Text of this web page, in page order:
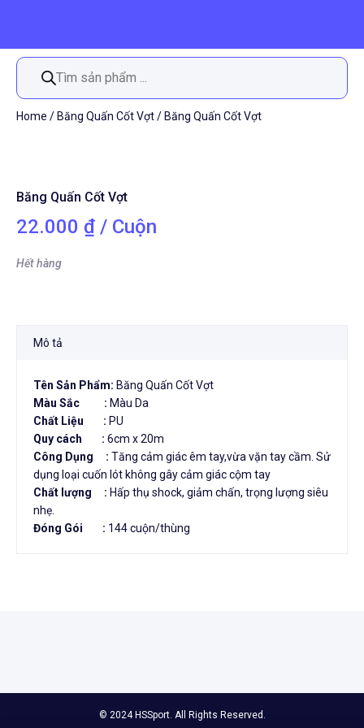
Tìm
phẩm
Home / Băng Quấn Cốt Vợt/ Băng Quấn Cốt Vợt
Băng Quấn Cốt Vợt
22.000 ₫ / Cuộn
Hết hàng
Mô tả
Tên Sản Phẩm: Băng Quấn Cốt Vợt
Màu Sắc
: Màu Da
Chất Liệu : PU
Quy cách : 6cm x 20m
Công Dụng : Tăng cảm giác êm tay,vừa vặn tay cầm. Sử
dụng loại cuốn lót không gây cảm giác cộm tay
Chất lượng : Hấp thụ shock, giảm chấn, trọng lượng siêu
nhẹ.
Đóng Gói : 144 cuộn/thùng
© 2024 HSSport. All Rights Reserved.